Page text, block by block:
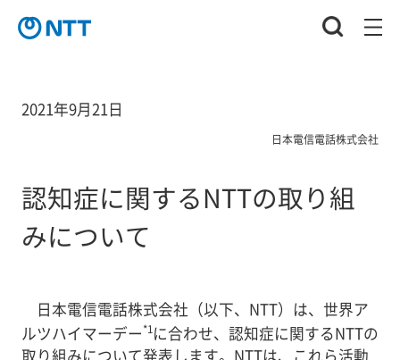
2021年9月21日
日本電信電話株式会社
認知症に関するNTTの取り組
みについて
日本電信電話株式会社（以下、NTT）は、世界ア
ルツハイマーデー*1に合わせ、認知症に関するNTTの
取り組みについて発表します。NTTは、これら活動